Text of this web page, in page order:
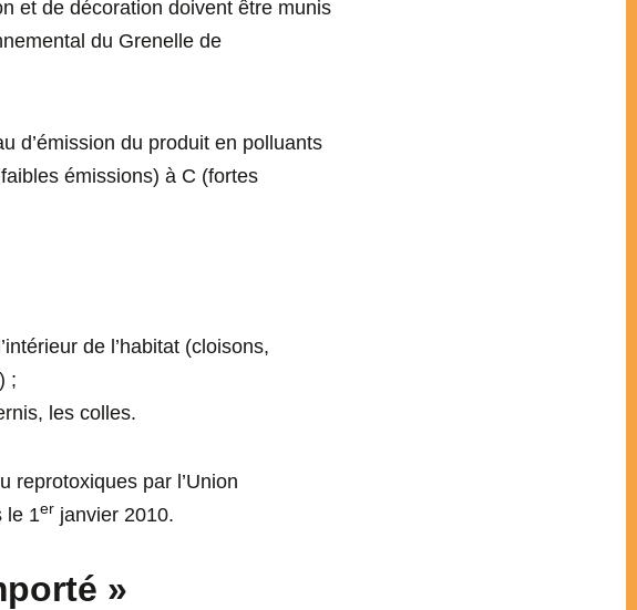
et de décoration doivent être munis
du Grenelle de
d’émission du produit en polluants
émissions) à C (fortes
de l’habitat (cloisons,
;
les colles.
reprotoxiques par l’Union
le 1er janvier 2010.
»